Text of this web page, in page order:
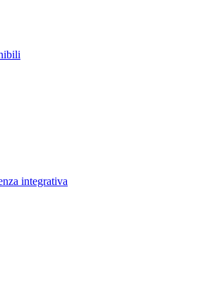
integrativa